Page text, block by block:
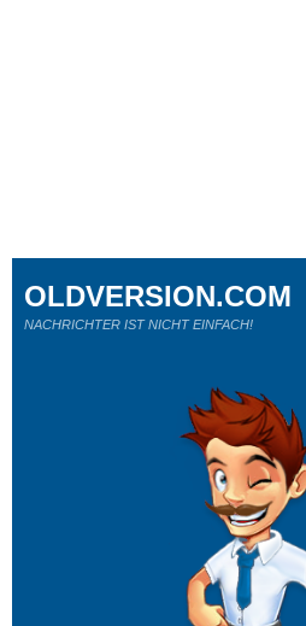
OLDVERSION.COM
NACHRICHTER IST NICHT EINFACH!